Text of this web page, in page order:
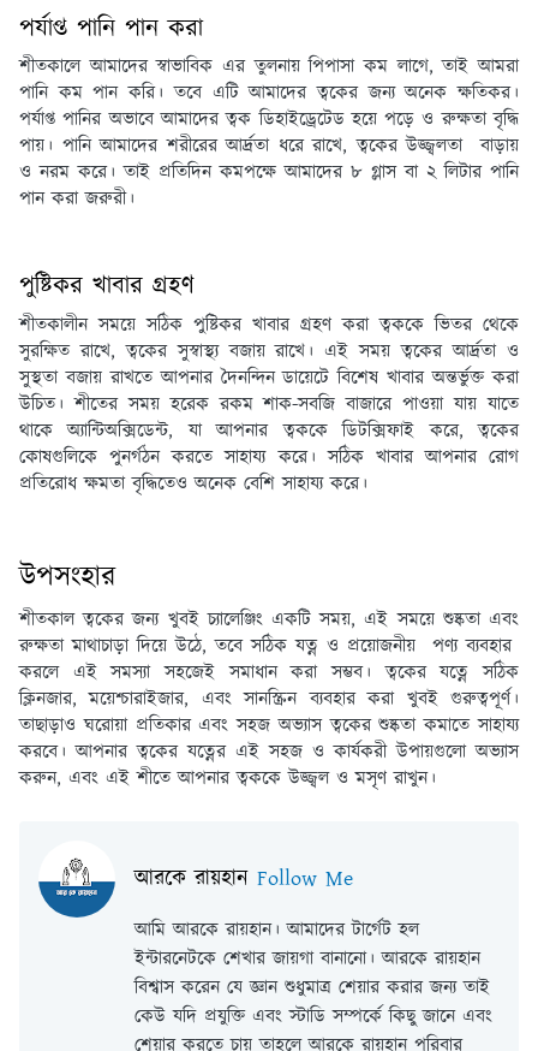
পর্যাপ্ত পানি পান করা
শীতকালে আমাদের স্বাভাবিক এর তুলনায় পিপাসা কম লাগে, তাই আমরা
পানি কম পান করি। তবে এটি আমাদের ত্বকের জন্য অনেক ক্ষতিকর।
পর্যাপ্ত পানির অভাবে আমাদের ত্বক ডিহাইড্রেটেড হয়ে পড়ে ও রুক্ষতা বৃদ্ধি
পায়। পানি আমাদের শরীরের আর্দ্রতা ধরে রাখে, ত্বকের উজ্জ্বলতা বাড়ায়
ও নরম করে। তাই প্রতিদিন কমপক্ষে আমাদের ৮ গ্লাস বা ২ লিটার পানি
পান করা জরুরী।
পুষ্টিকর খাবার গ্রহণ
শীতকালীন সময়ে সঠিক পুষ্টিকর খাবার গ্রহণ করা ত্বককে ভিতর থেকে
সুরক্ষিত রাখে, ত্বকের সুস্বাস্থ্য বজায় রাখে। এই সময় ত্বকের আর্দ্রতা ও
সুস্থতা বজায় রাখতে আপনার দৈনন্দিন ডায়েটে বিশেষ খাবার অন্তর্ভুক্ত করা
উচিত। শীতের সময় হরেক রকম শাক-সবজি বাজারে পাওয়া যায় যাতে
থাকে অ্যান্টিঅক্সিডেন্ট, যা আপনার ত্বককে ডিটক্সিফাই করে, ত্বকের
কোষগুলিকে পুনর্গঠন করতে সাহায্য করে। সঠিক খাবার আপনার রোগ
প্রতিরোধ ক্ষমতা বৃদ্ধিতেও অনেক বেশি সাহায্য করে।
উপসংহার
শীতকাল ত্বকের জন্য খুবই চ্যালেঞ্জিং একটি সময়, এই সময়ে শুষ্কতা এবং
রুক্ষতা মাথাচাড়া দিয়ে উঠে, তবে সঠিক যত্ন ও প্রয়োজনীয় পণ্য ব্যবহার
করলে এই সমস্যা সহজেই সমাধান করা সম্ভব। ত্বকের যত্নে সঠিক
ক্লিনজার, ময়েশ্চারাইজার, এবং সানস্ক্রিন ব্যবহার করা খুবই গুরুত্বপূর্ণ।
তাছাড়াও ঘরোয়া প্রতিকার এবং সহজ অভ্যাস ত্বকের শুষ্কতা কমাতে সাহায্য
করবে। আপনার ত্বকের যত্নের এই সহজ ও কার্যকরী উপায়গুলো অভ্যাস
করুন, এবং এই শীতে আপনার ত্বককে উজ্জ্বল ও মসৃণ রাখুন।
আরকে রায়হান Follow Me
আমি আরকে রায়হান। আমাদের টার্গেট হল
ইন্টারনেটকে শেখার জায়গা বানানো। আরকে রায়হান
বিশ্বাস করেন যে জ্ঞান শুধুমাত্র শেয়ার করার জন্য তাই
কেউ যদি প্রযুক্তি এবং স্টাডি সম্পর্কে কিছু জানে এবং
শেয়ার করতে চায় তাহলে আরকে রায়হান পরিবার